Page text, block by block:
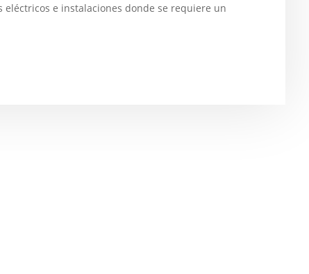
e instalaciones donde se requiere un